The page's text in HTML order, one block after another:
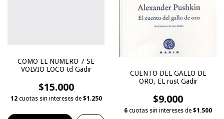
COMO EL NUMERO 7 SE
VOLVIO LOCO td Gadir
$15.000
12 cuotas sin intereses de $1.250
CUENTO DEL GALLO DE
ORO, EL rust Gadir
$9.000
6 cuotas sin intereses de $1.500